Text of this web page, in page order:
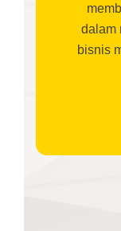
dalam
bisnis